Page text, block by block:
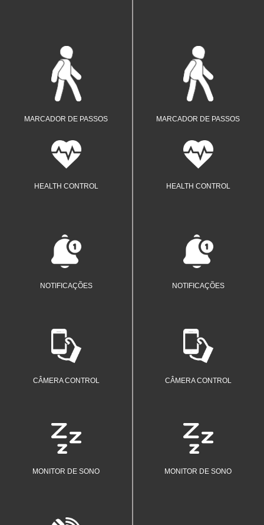
MARCADOR DE PASSOS
Visualize e até mesmo defina sua
meta de passos por dia.
HEALTH CONTROL
Tenha uma visão geral e monitore a
sua saúde.
NOTIFICAÇÕES
Veja quem te mandou mensagem de
forma rápida.
CÂMERA CONTROL
Faça selfies remotamente.
MONITOR DE SONO
Acompanhe e descubra a qualidade
e a intensidade do seu sono.
MARCADOR DE PASSOS
Visualize e até mesmo defina sua
meta de passos por dia.
HEALTH CONTROL
Tenha uma visão geral e monitore a
sua saúde.
NOTIFICAÇÕES
Veja quem te mandou mensagem de
forma rápida.
CÂMERA CONTROL
Faça selfies remotamente.
MONITOR DE SONO
Acompanhe e descubra a qualidade
e a intensidade do seu sono.